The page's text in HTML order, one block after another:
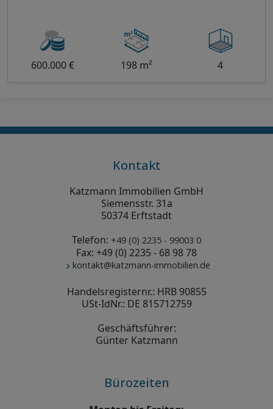
600.000 € 198 m² 4
Kontakt
Katzmann Immobilien GmbH
Siemensstr. 31a
50374 Erftstadt
Telefon: +49 (0) 2235 - 99003 0
Fax: +49 (0) 2235 - 68 98 78
kontakt@katzmann-immobilien.de
Handelsregisternr.: HRB 90855
USt-IdNr.: DE 815712759
Geschäftsführer:
Günter Katzmann
Bürozeiten